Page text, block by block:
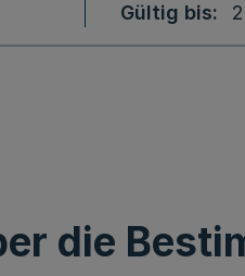
Gültig bis
die